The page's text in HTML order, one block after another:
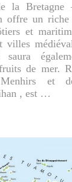
la
offre un riche
et
villes
de mer.
et
, est …